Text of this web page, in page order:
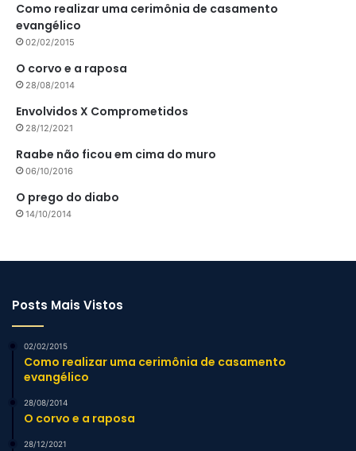
Como realizar uma cerimônia de casamento
evangélico
02/02/2015
O corvo e a raposa
28/08/2014
Envolvidos X Comprometidos
28/12/2021
Raabe não ficou em cima do muro
06/10/2016
O prego do diabo
14/10/2014
Posts Mais Vistos
02/02/2015
Como realizar uma cerimônia de casamento
evangélico
28/08/2014
O corvo e a raposa
28/12/2021